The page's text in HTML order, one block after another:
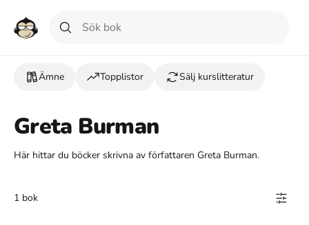
Ämne Topplistor Sälj kurslitteratur
Greta Burman
Här hittar du böcker skrivna av författaren Greta Burman.
1 bok